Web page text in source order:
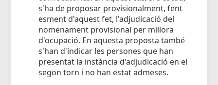
s'ha de proposar provisionalment, fent
esment d'aquest fet, l'adjudicació del
nomenament provisional per millora
d'ocupació. En aquesta proposta també
s'han d'indicar les persones que han
presentat la instància d'adjudicació en el
segon torn i no han estat admeses.